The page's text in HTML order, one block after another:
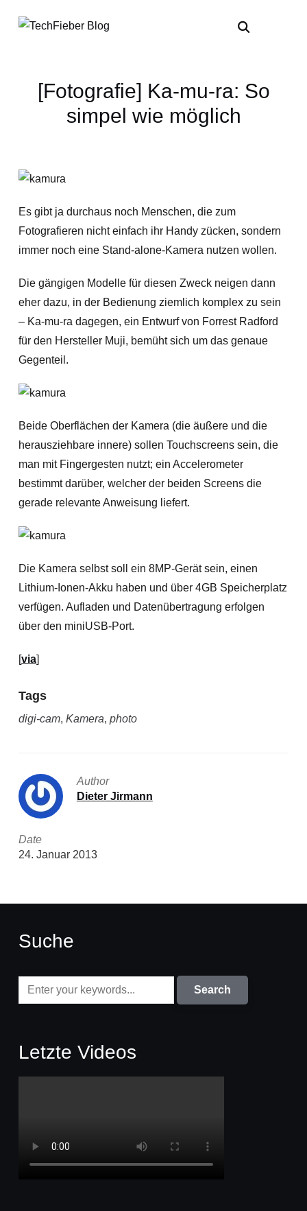
[Fotografie] Ka-mu-ra: So
simpel wie möglich
Es gibt ja durchaus noch Menschen, die zum
Fotografieren nicht einfach ihr Handy zücken, sondern
immer noch eine Stand-alone-Kamera nutzen wollen.
Die gängigen Modelle für diesen Zweck neigen dann
eher dazu, in der Bedienung ziemlich komplex zu sein
– Ka-mu-ra dagegen, ein Entwurf von Forrest Radford
für den Hersteller Muji, bemüht sich um das genaue
Gegenteil.
Beide Oberflächen der Kamera (die äußere und die
herausziehbare innere) sollen Touchscreens sein, die
man mit Fingergesten nutzt; ein Accelerometer
bestimmt darüber, welcher der beiden Screens die
gerade relevante Anweisung liefert.
Die Kamera selbst soll ein 8MP-Gerät sein, einen
Lithium-Ionen-Akku haben und über 4GB Speicherplatz
verfügen. Aufladen und Datenübertragung erfolgen
über den miniUSB-Port.
[via]
Tags
digi-cam, Kamera, photo
Author
Dieter Jirmann
Date
24. Januar 2013
Suche
Letzte Videos